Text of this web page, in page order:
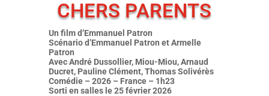
CHERS PARENTS
Un film d’Emmanuel Patron
Scénario d’Emmanuel Patron et Armelle
Patron
Avec André Dussollier, Miou-Miou, Arnaud
Ducret, Pauline Clément, Thomas Solivérès
Comédie – 2026 – France – 1h23
Sorti en salles le 25 février 2026